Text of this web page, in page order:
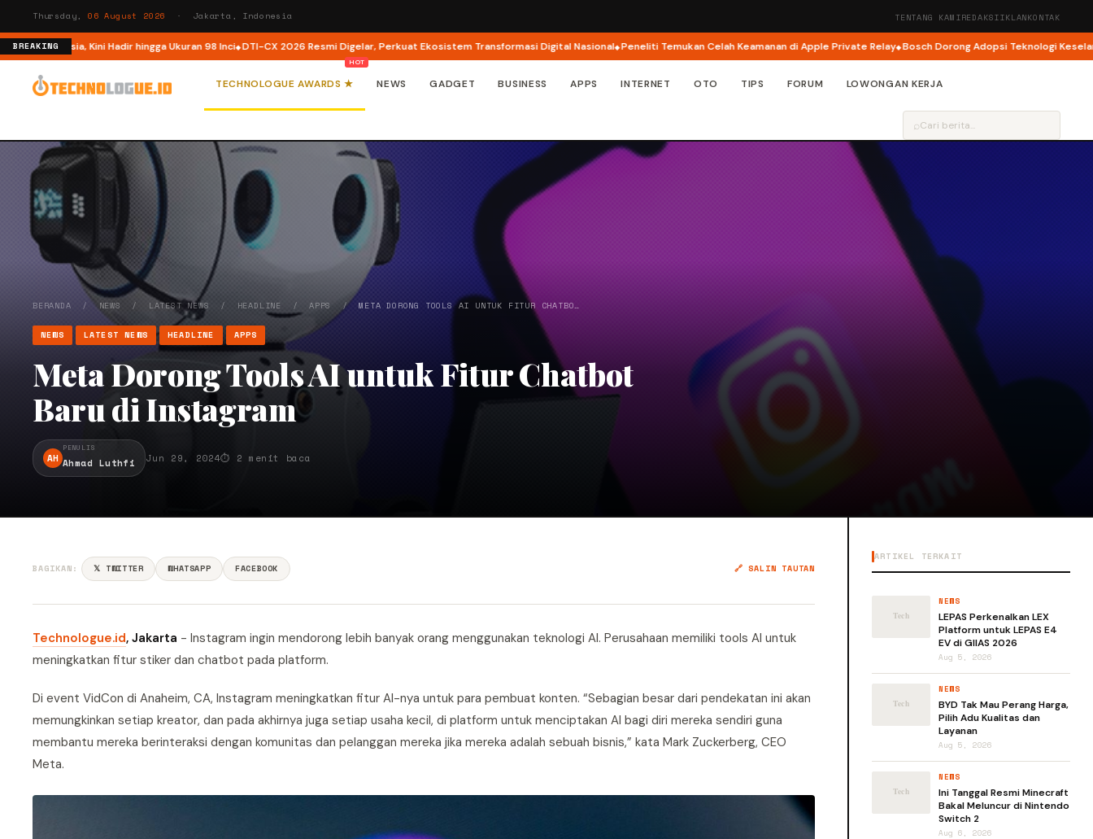
Thursday, 06 August 2026 · Jakarta, Indonesia TENTANG KAMIREDAKSIIKLANKONTAK
BREAKING
Kini Hadir hingga Ukuran 98 Inci DTI-CX 2026 Resmi Digelar, Perkuat Ekosistem Transformasi Digital Nasional Peneliti Temukan Celah Keamanan di Apple Private Relay Bosch Dorong Adopsi Teknologi Keselamatan Jadi
TECHNOLOGUE AWARDS ★ NEWS GADGET BUSINESS APPS INTERNET OTO TIPS FORUM LOWONGAN KERJA
⌕
BERANDA / NEWS / LATEST NEWS / HEADLINE /APPS /META DORONG TOOLS AI UNTUK FITUR CHATBO…
NEWS LATEST NEWS HEADLINE APPS
Meta Dorong Tools AI untuk Fitur Chatbot
Baru di Instagram
AH
PENULIS
Ahmad Luthfi Jun 29, 2024⏱ 2 menit baca
BAGIKAN: 𝕏 TWITTER WHATSAPP FACEBOOK 🔗 SALIN TAUTAN
Technologue.id, Jakarta - Instagram ingin mendorong lebih banyak orang menggunakan teknologi AI. Perusahaan memiliki tools AI untuk
meningkatkan fitur stiker dan chatbot pada platform.
Di event VidCon di Anaheim, CA, Instagram meningkatkan fitur AI-nya untuk para pembuat konten. “Sebagian besar dari pendekatan ini akan
memungkinkan setiap kreator, dan pada akhirnya juga setiap usaha kecil, di platform untuk menciptakan AI bagi diri mereka sendiri guna
membantu mereka berinteraksi dengan komunitas dan pelanggan mereka jika mereka adalah sebuah bisnis,” kata Mark Zuckerberg, CEO
Meta.
ARTIKEL TERKAIT
NEWS
LEPAS Perkenalkan LEX
Platform untuk LEPAS E4
EV di GIIAS 2026
Aug 5, 2026
NEWS
BYD Tak Mau Perang Harga,
Pilih Adu Kualitas dan
Layanan
Aug 5, 2026
NEWS
Ini Tanggal Resmi Minecraft
Bakal Meluncur di Nintendo
Switch 2
Aug 6, 2026